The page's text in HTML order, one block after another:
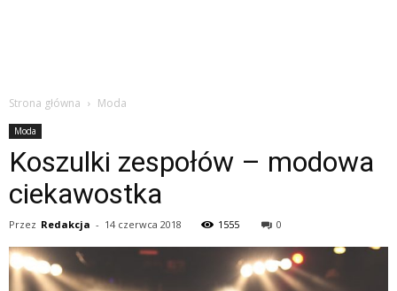
Strona główna Moda
Moda
Koszulki zespołów – modowa
ciekawostka
Przez Redakcja - 14 czerwca 2018 1555 0